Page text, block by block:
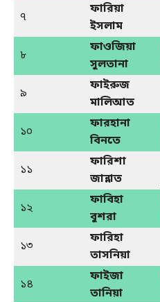
৭
ফারিয়া
ইসলাম
৮
ফাওজিয়া
সুলতানা
৯
ফাইরুজ
মালিআত
১০
ফারহানা
বিনতে
১১
ফারিশা
জান্নাত
১২
ফাবিহা
বুশরা
১৩
ফারিহা
তাসনিয়া
১৪
ফাইজা
তানিয়া